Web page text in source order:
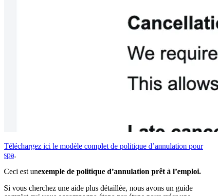
Téléchargez ici le modèle complet de politique d’annulation pour
spa.
Ceci est unexemple de politique d’annulation prêt à l’emploi.
Si vous cherchez une aide plus détaillée, nous avons un guide